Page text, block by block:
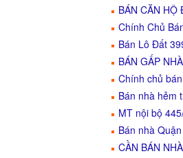
BÁN CĂN HỘ
Chính Chủ
Bán Lô Đất
BÁN GẤP
Chính chủ
Bán nhà hẻm
MT nội bộ
Bán nhà
CẦN BÁN